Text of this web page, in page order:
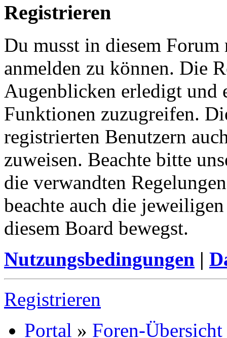
Registrieren
Du musst in diesem
anmelden zu können. Die
Augenblicken erledigt und
Funktionen zuzugreifen.
registrierten Benutzern
zuweisen. Beachte bitte
die verwandten
beachte auch die
diesem Board bewegst.
Nutzungsbedingungen |
Registrieren
Portal » Foren-Übersicht